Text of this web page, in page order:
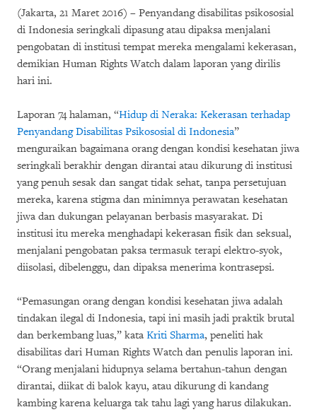
(Jakarta, 21 Maret 2016) – Penyandang disabilitas psikososial
di Indonesia seringkali dipasung atau dipaksa menjalani
pengobatan di institusi tempat mereka mengalami kekerasan,
demikian Human Rights Watch dalam laporan yang dirilis
hari ini.
Laporan 74 halaman, “Hidup di Neraka: Kekerasan terhadap
Penyandang Disabilitas Psikososial di Indonesia”
menguraikan bagaimana orang dengan kondisi kesehatan jiwa
seringkali berakhir dengan dirantai atau dikurung di institusi
yang penuh sesak dan sangat tidak sehat, tanpa persetujuan
mereka, karena stigma dan minimnya perawatan kesehatan
jiwa dan dukungan pelayanan berbasis masyarakat. Di
institusi itu mereka menghadapi kekerasan fisik dan seksual,
menjalani pengobatan paksa termasuk terapi elektro-syok,
diisolasi, dibelenggu, dan dipaksa menerima kontrasepsi.
“Pemasungan orang dengan kondisi kesehatan jiwa adalah
tindakan ilegal di Indonesia, tapi ini masih jadi praktik brutal
dan berkembang luas,” kata Kriti Sharma, peneliti hak
disabilitas dari Human Rights Watch dan penulis laporan ini.
“Orang menjalani hidupnya selama bertahun-tahun dengan
dirantai, diikat di balok kayu, atau dikurung di kandang
kambing karena keluarga tak tahu lagi yang harus dilakukan.